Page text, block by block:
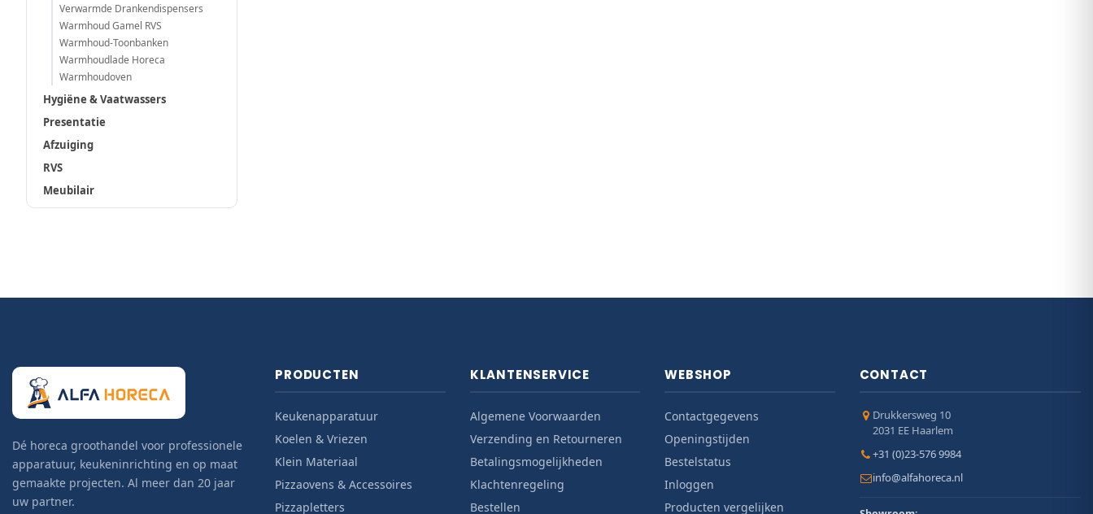
Verwarmde Drankendispensers
Warmhoud Gamel RVS
Warmhoud-Toonbanken
Warmhoudlade Horeca
Warmhoudoven
Hygiëne & Vaatwassers
Presentatie
Afzuiging
RVS
Meubilair
Dé horeca groothandel voor professionele
apparatuur, keukeninrichting en op maat
gemaakte projecten. Al meer dan 20 jaar
uw partner.
PRODUCTEN
Keukenapparatuur
Koelen & Vriezen
Klein Materiaal
Pizzaovens & Accessoires
Pizzapletters
KLANTENSERVICE
Algemene Voorwaarden
Verzending en Retourneren
Betalingsmogelijkheden
Klachtenregeling
Bestellen
WEBSHOP
Contactgegevens
Openingstijden
Bestelstatus
Inloggen
Producten vergelijken
CONTACT
Drukkersweg 10
2031 EE Haarlem
+31 (0)23-576 9984
info@alfahoreca.nl